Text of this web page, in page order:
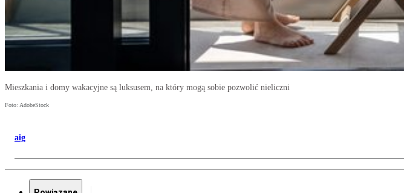
Mieszkania i domy wakacyjne są luksusem, na który mogą sobie pozwolić nieliczni
Foto: AdobeStock
aig